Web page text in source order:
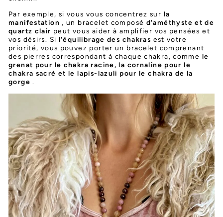
Par exemple, si vous vous concentrez sur la
manifestation , un bracelet composé d'améthyste et de
quartz clair peut vous aider à amplifier vos pensées et
vos désirs. Si l'équilibrage des chakras est votre
priorité, vous pouvez porter un bracelet comprenant
des pierres correspondant à chaque chakra, comme le
grenat pour le chakra racine, la cornaline pour le
chakra sacré et le lapis-lazuli pour le chakra de la
gorge .